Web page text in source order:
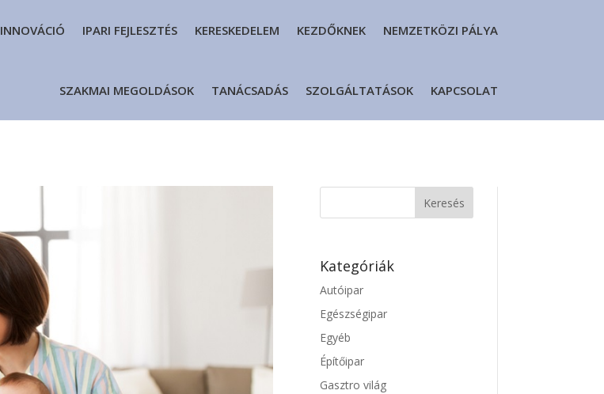
INNOVÁCIÓ IPARI FEJLESZTÉS KERESKEDELEM KEZDŐKNEK NEMZETKÖZI PÁLYA
SZAKMAI MEGOLDÁSOK TANÁCSADÁS SZOLGÁLTATÁSOK KAPCSOLAT
Kategóriák
Autóipar
Egészségipar
Egyéb
Építőipar
Gasztro világ